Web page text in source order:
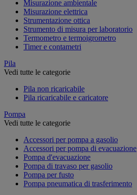
Misurazione ambientale
Misurazione elettrica
Strumentazione ottica
Strumento di misura per laboratorio
Termometro e termoigrometro
Timer e contametri
Pila
Vedi tutte le categorie
Pila non ricaricabile
Pila ricaricabile e caricatore
Pompa
Vedi tutte le categorie
Accessori per pompa a gasolio
Accessori per pompa di evacuazione
Pompa d'evacuazione
Pompa di travaso per gasolio
Pompa per fusto
Pompa pneumatica di trasferimento